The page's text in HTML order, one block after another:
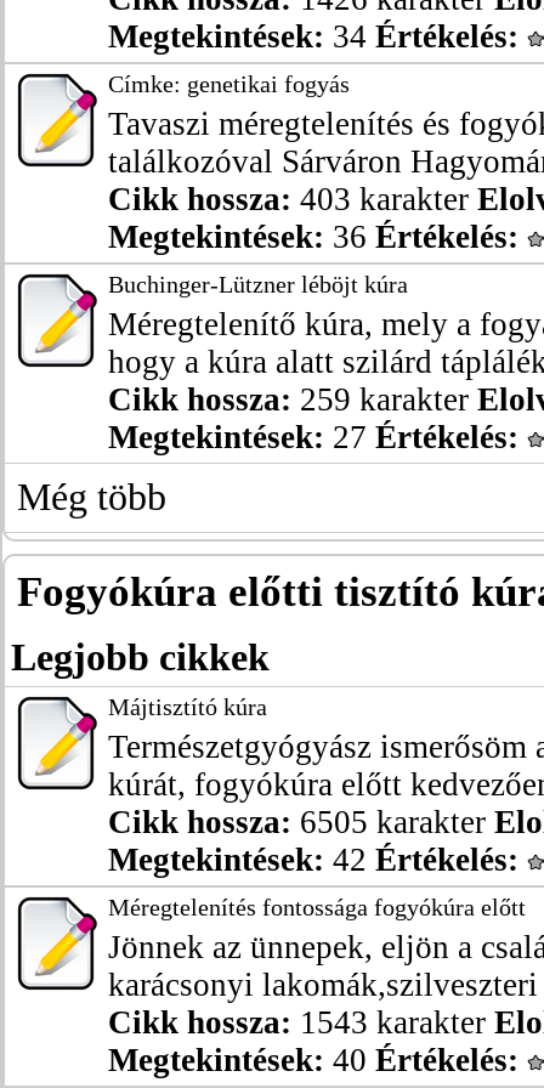
Megtekintések: 34 Értékelés:
Címke: genetikai fogyás
Tavaszi méregtelenítés és
találkozóval Sárváron
Cikk hossza: 403 karakter
Megtekintések: 36 Értékelés:
Buchinger-Lützner léböjt kúra
Méregtelenítő kúra, mely a
hogy a kúra alatt szilárd
Cikk hossza: 259 karakter
Megtekintések: 27 Értékelés:
Még több
Fogyókúra előtti tisztító
Legjobb cikkek
Májtisztító kúra
Természetgyógyász
kúrát, fogyókúra előtt
Cikk hossza: 6505 karakter
Megtekintések: 42 Értékelés:
Méregtelenítés fontossága fogyókúra előtt
Jönnek az ünnepek, eljön a
karácsonyi
Cikk hossza: 1543 karakter
Megtekintések: 40 Értékelés: